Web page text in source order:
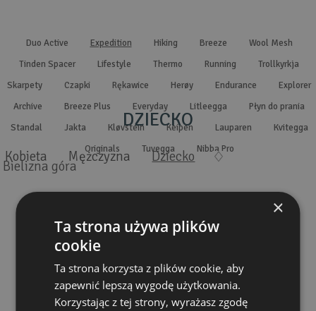
Duo Active Expedition Hiking Breeze
Wool Mesh
Tinden Spacer
Lifestyle Thermo Running
Trollkyrkja
Skarpety
Czapki Rękawice Herøy Endurance
Explorer
Archive
Breeze Plus Everyday Litleegga
Płyn do prania
Standal
Jakta Kløvstein Keipen Lauparen
Kvitegga
Originals
Tuvegga Nibba Pro
Kobieta Mężczyzna Dziecko
Bielizna góra
DZIECKO
×
Ta strona używa plików
cookie
Ta strona korzysta z plików cookie, aby
zapewnić lepszą wygodę użytkowania.
Korzystając z tej strony, wyrażasz zgodę